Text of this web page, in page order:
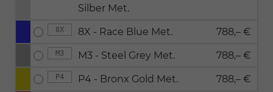
Silber Met.
8X 8X - Race Blue Met. 788,– €
M3 M3 - Steel Grey Met. 788,– €
P4 P4 - Bronx Gold Met. 788,– €